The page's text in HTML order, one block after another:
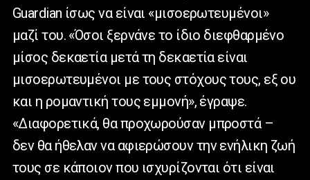
Guardian ίσως να είναι «μισοερωτευμένοι»
μαζί του. «Όσοι ξερνάνε το ίδιο διεφθαρμένο
μίσος δεκαετία μετά τη δεκαετία είναι
μισοερωτευμένοι με τους στόχους τους, εξ ου
και η ρομαντική τους εμμονή», έγραψε.
«Διαφορετικά, θα προχωρούσαν μπροστά –
δεν θα ήθελαν να αφιερώσουν την ενήλικη ζωή
τους σε κάποιον που ισχυρίζονται ότι είναι